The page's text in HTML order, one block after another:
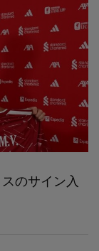
のサイン入